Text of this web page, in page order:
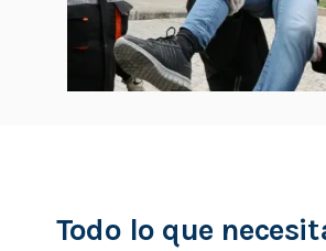
Todo lo que